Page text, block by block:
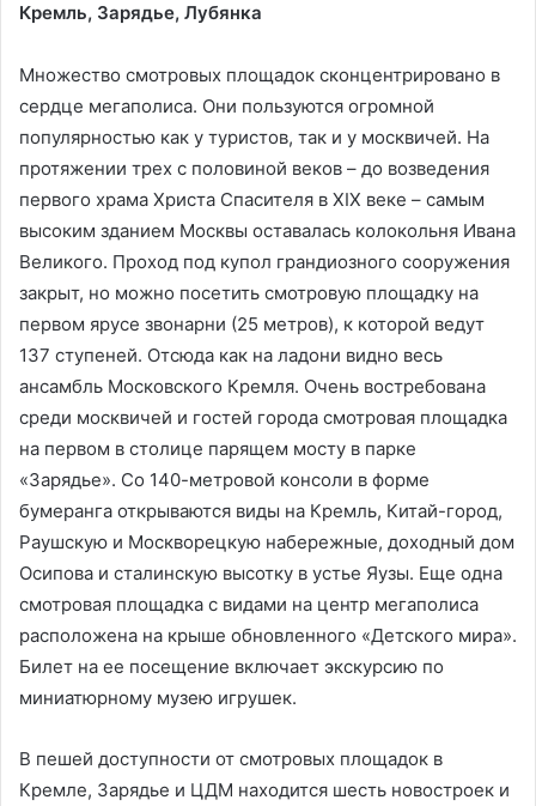
Кремль, Зарядье, Лубянка
Множество смотровых площадок сконцентрировано в
сердце мегаполиса. Они пользуются огромной
популярностью как у туристов, так и у москвичей. На
протяжении трех с половиной веков – до возведения
первого храма Христа Спасителя в XIX веке – самым
высоким зданием Москвы оставалась колокольня Ивана
Великого. Проход под купол грандиозного сооружения
закрыт, но можно посетить смотровую площадку на
первом ярусе звонарни (25 метров), к которой ведут
137 ступеней. Отсюда как на ладони видно весь
ансамбль Московского Кремля. Очень востребована
среди москвичей и гостей города смотровая площадка
на первом в столице парящем мосту в парке
«Зарядье». Со 140-метровой консоли в форме
бумеранга открываются виды на Кремль, Китай-город,
Раушскую и Москворецкую набережные, доходный дом
Осипова и сталинскую высотку в устье Яузы. Еще одна
смотровая площадка с видами на центр мегаполиса
расположена на крыше обновленного «Детского мира».
Билет на ее посещение включает экскурсию по
миниатюрному музею игрушек.
В пешей доступности от смотровых площадок в
Кремле, Зарядье и ЦДМ находится шесть новостроек и